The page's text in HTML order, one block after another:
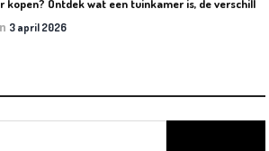
3 april 2026